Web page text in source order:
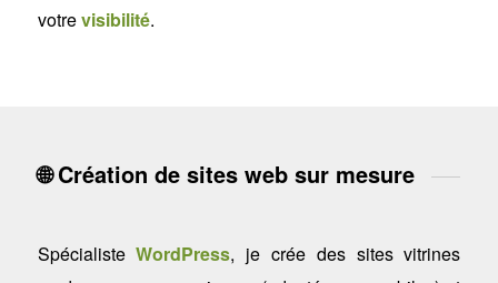
votrevisibilité.
🌐 Création de sites web sur mesure
SpécialisteWordPress, je crée des sites vitrines